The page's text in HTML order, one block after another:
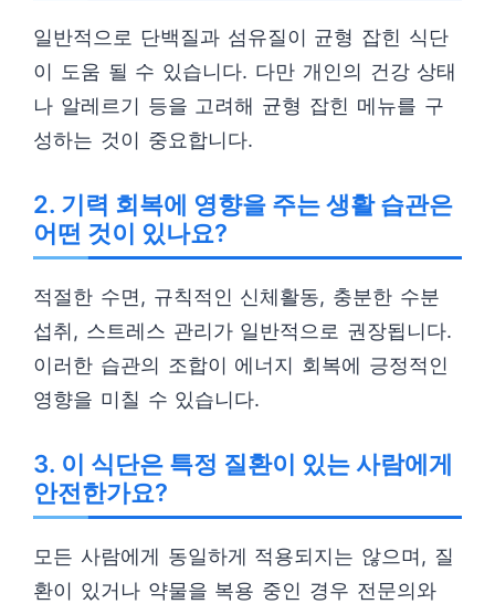
일반적으로 단백질과 섬유질이 균형 잡힌 식단
이 도움 될 수 있습니다. 다만 개인의 건강 상태
나 알레르기 등을 고려해 균형 잡힌 메뉴를 구
성하는 것이 중요합니다.
2. 기력 회복에 영향을 주는 생활 습관은
어떤 것이 있나요?
적절한 수면, 규칙적인 신체활동, 충분한 수분
섭취, 스트레스 관리가 일반적으로 권장됩니다.
이러한 습관의 조합이 에너지 회복에 긍정적인
영향을 미칠 수 있습니다.
3. 이 식단은 특정 질환이 있는 사람에게
안전한가요?
모든 사람에게 동일하게 적용되지는 않으며, 질
환이 있거나 약물을 복용 중인 경우 전문의와